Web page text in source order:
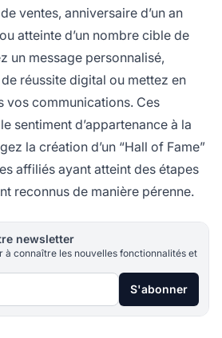
ventes, anniversaire d’un an
atteinte d’un nombre cible de
un message personnalisé,
réussite digital ou mettez en
vos communications. Ces
sentiment d’appartenance à la
la création d’un “Hall of Fame”
affiliés ayant atteint des étapes
reconnus de manière pérenne.
newsletter
à connaître les nouvelles fonctionnalités et
S'abonner